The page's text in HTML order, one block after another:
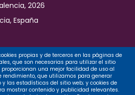
2026
España
propias y de terceros en las páginas de
que son necesarias para utilizar el sitio
proporcionan una mejor facilidad de uso al
rendimiento, que utilizamos para generar
las estadísticas del sitio web; y cookies de
mostrar contenido y publicidad relevantes.